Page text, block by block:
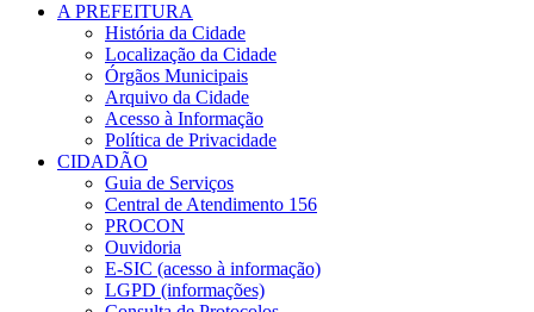
A PREFEITURA
História da Cidade
Localização da Cidade
Órgãos Municipais
Arquivo da Cidade
Acesso à Informação
Política de Privacidade
CIDADÃO
Guia de Serviços
Central de Atendimento 156
PROCON
Ouvidoria
E-SIC (acesso à informação)
LGPD (informações)